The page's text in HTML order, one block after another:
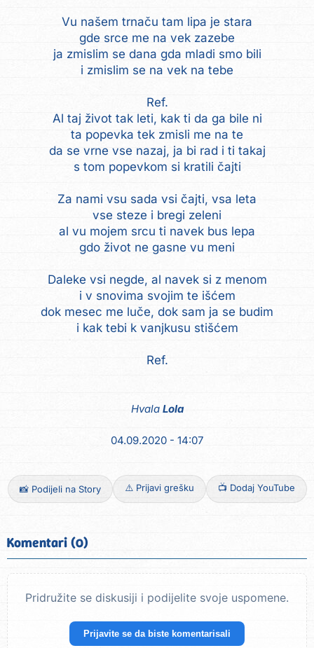
Vu našem trnaču tam lipa je stara
gde srce me na vek zazebe
ja zmislim se dana gda mladi smo bili
i zmislim se na vek na tebe
Ref.
Al taj život tak leti, kak ti da ga bile ni
ta popevka tek zmisli me na te
da se vrne vse nazaj, ja bi rad i ti takaj
s tom popevkom si kratili čajti
Za nami vsu sada vsi čajti, vsa leta
vse steze i bregi zeleni
al vu mojem srcu ti navek bus lepa
gdo život ne gasne vu meni
Daleke vsi negde, al navek si z menom
i v snovima svojim te išćem
dok mesec me luče, dok sam ja se budim
i kak tebi k vanjkusu stišćem
Ref.
Hvala Lola
04.09.2020 - 14:07
📸 Podijeli na Story ⚠️ Prijavi grešku 📺 Dodaj YouTube
Komentari (0)
Pridružite se diskusiji i podijelite svoje uspomene.
Prijavite se da biste komentarisali